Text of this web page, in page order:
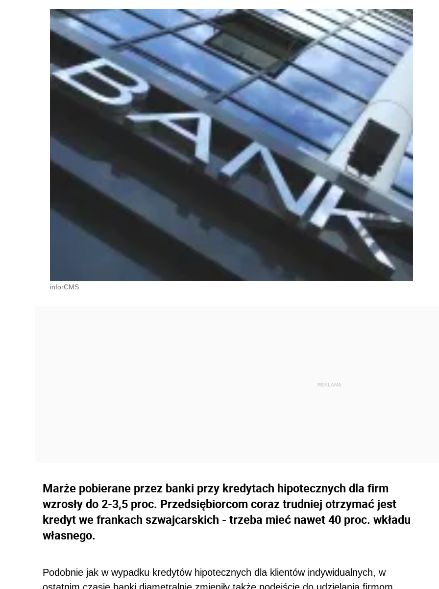
inforCMS
Marże pobierane przez banki przy kredytach hipotecznych dla firm
wzrosły do 2-3,5 proc. Przedsiębiorcom coraz trudniej otrzymać jest
kredyt we frankach szwajcarskich - trzeba mieć nawet 40 proc. wkładu
własnego.
Podobnie jak w wypadku kredytów hipotecznych dla klientów indywidualnych, w